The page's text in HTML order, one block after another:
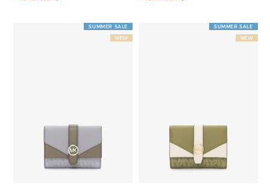
SUMMER SALE
NEW
SUMMER SALE
NEW